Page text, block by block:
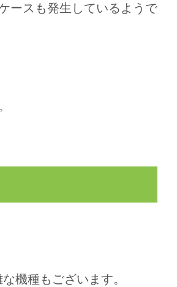
ースも発生しているようで
機種もございます。